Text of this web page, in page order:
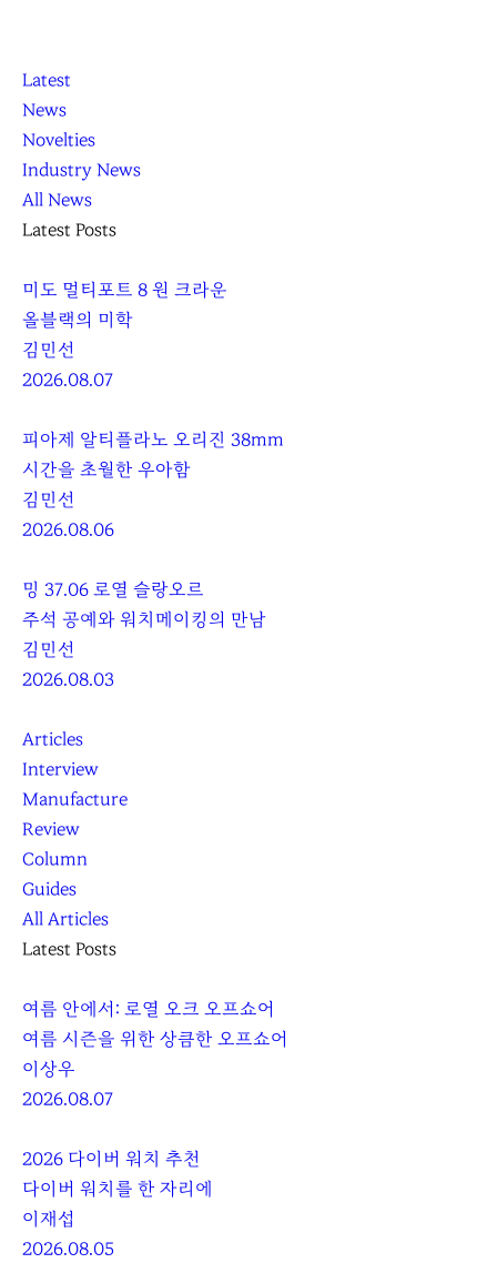
K
L
O
C
C
A
닫
기
K
L
O
C
C
A
Latest
News
Novelties
Industry News
All News
Latest Posts
미도 멀티포트 8 원 크라운
올블랙의 미학
김민선
2026.08.07
피아제 알티플라노 오리진 38mm
시간을 초월한 우아함
김민선
2026.08.06
밍 37.06 로열 슬랑오르
주석 공예와 워치메이킹의 만남
김민선
2026.08.03
Articles
Interview
Manufacture
Review
Column
Guides
All Articles
Latest Posts
여름 안에서: 로열 오크 오프쇼어
여름 시즌을 위한 상큼한 오프쇼어
이상우
2026.08.07
2026 다이버 워치 추천
다이버 워치를 한 자리에
이재섭
2026.08.05